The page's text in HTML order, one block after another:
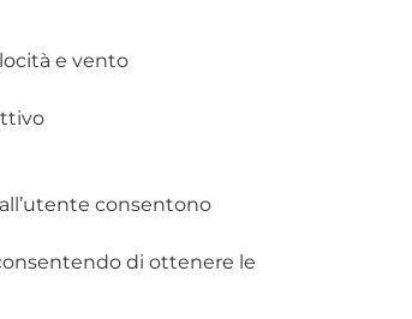
e vento
consentono
di ottenere le